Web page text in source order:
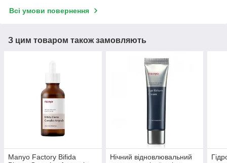
Всі умови повернення
З цим товаром також замовляють
Manyo Factory Bifida
Нічний відновлювальний